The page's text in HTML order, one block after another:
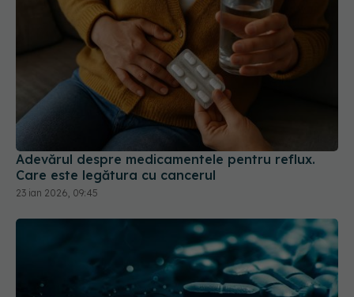
Adevărul despre medicamentele pentru reflux.
Care este legătura cu cancerul
23 ian 2026, 09:45